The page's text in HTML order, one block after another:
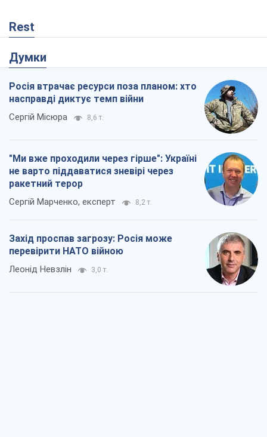
Rest
Думки
Росія втрачає ресурси поза планом: хто
насправді диктує темп війни
Сергій Місюра 8,6 т.
"Ми вже проходили через гірше": Україні
не варто піддаватися зневірі через
ракетний терор
Сергій Марченко, експерт 8,2 т.
Захід проспав загрозу: Росія може
перевірити НАТО війною
Леонід Невзлін 3,0 т.